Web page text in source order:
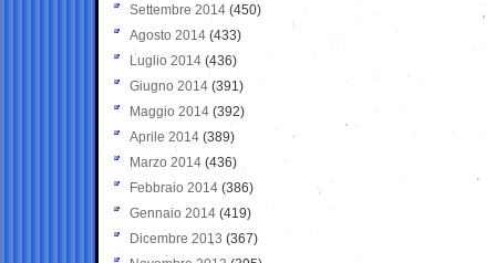
Settembre 2014 (450)
Agosto 2014 (433)
Luglio 2014 (436)
Giugno 2014 (391)
Maggio 2014 (392)
Aprile 2014 (389)
Marzo 2014 (436)
Febbraio 2014 (386)
Gennaio 2014 (419)
Dicembre 2013 (367)